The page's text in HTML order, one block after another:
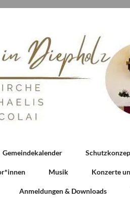
Gemeindekalender
Musik Konzerte
Anmeldungen & Downloads